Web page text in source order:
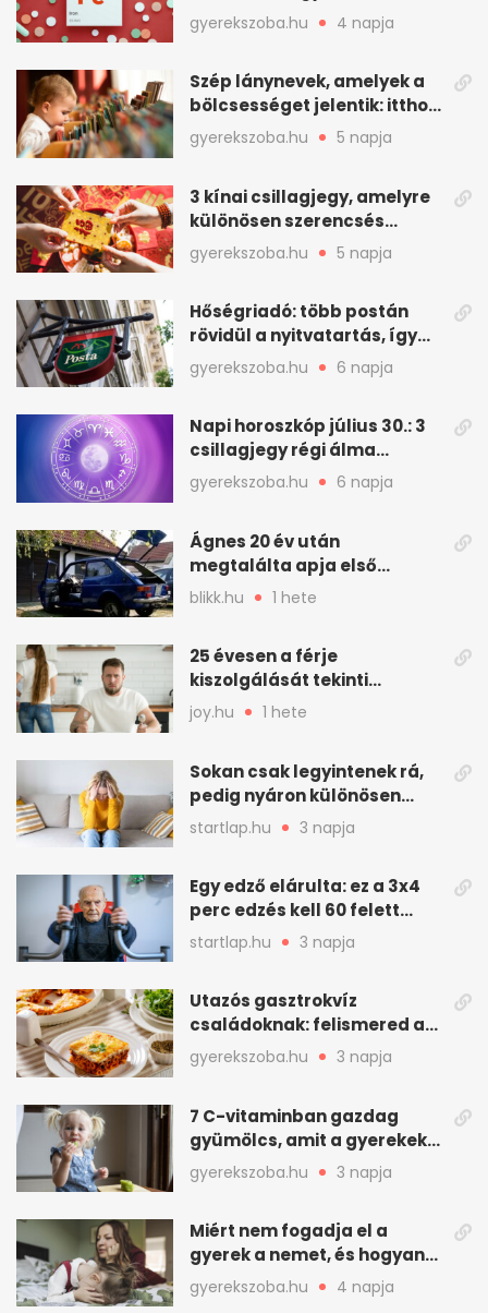
vashiányra
gyerekszoba.hu 4 napja
Szép lánynevek, amelyek a
bölcsességet jelentik: itthon
is adhatók
gyerekszoba.hu 5 napja
3 kínai csillagjegy, amelyre
különösen szerencsés
augusztus vár
gyerekszoba.hu 5 napja
Hőségriadó: több postán
rövidül a nyitvatartás, így
intézkedik a Magyar Posta
gyerekszoba.hu 6 napja
Napi horoszkóp július 30.: 3
csillagjegy régi álma
teljesülhet
gyerekszoba.hu 6 napja
Ágnes 20 év után
megtalálta apja első
autóját
blikk.hu 1 hete
25 évesen a férje
kiszolgálását tekinti
„munkának”
joy.hu 1 hete
Sokan csak legyintenek rá,
pedig nyáron különösen
gyakran jelentkezik ez a
kellemetlen betegség
startlap.hu 3 napja
Egy edző elárulta: ez a 3x4
perc edzés kell 60 felett
mindenkinek
startlap.hu 3 napja
Utazós gasztrokvíz
családoknak: felismered az
asadót és társait?
gyerekszoba.hu 3 napja
7 C-vitaminban gazdag
gyümölcs, amit a gyerekek
is szívesen megesznek
gyerekszoba.hu 3 napja
Miért nem fogadja el a
gyerek a nemet, és hogyan
mondd ki jól?
gyerekszoba.hu 4 napja